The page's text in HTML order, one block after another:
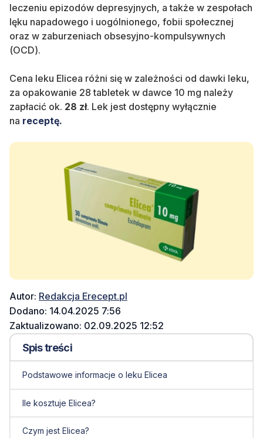
leczeniu epizodów depresyjnych, a także w zespołach
lęku napadowego i uogólnionego, fobii społecznej
oraz w zaburzeniach obsesyjno-kompulsywnych
(OCD).
Cena leku Elicea różni się w zależności od dawki leku,
za opakowanie 28 tabletek w dawce 10 mg należy
zapłacić ok. 28 zł. Lek jest dostępny wyłącznie
na receptę.
Autor: Redakcja Erecept.pl
Dodano: 14.04.2025 7:56
Zaktualizowano: 02.09.2025 12:52
Spis treści
Podstawowe informacje o leku Elicea
Ile kosztuje Elicea?
Czym jest Elicea?